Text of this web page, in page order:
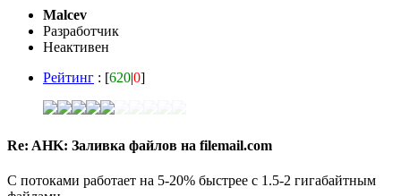
Malcev
Разработчик
Неактивен
Рейтинг : [620|0]
Re: AHK: Заливка файлов на filemail.com
С потоками работает на 5-20% быстрее с 1.5-2 гигабайтным